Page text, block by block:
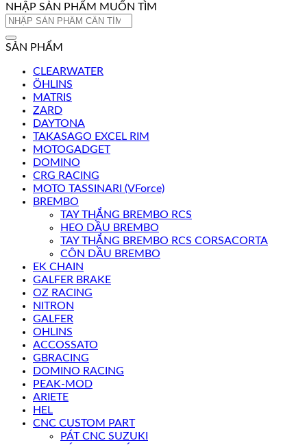
NHẬP SẢN PHẨM MUỐN TÌM
Tìm
SẢN PHẨM
CLEARWATER
ÖHLINS
MATRIS
ZARD
DAYTONA
TAKASAGO EXCEL RIM
MOTOGADGET
DOMINO
CRG RACING
MOTO TASSINARI (VForce)
BREMBO
TAY THẮNG BREMBO RCS
HEO DẦU BREMBO
TAY THẮNG BREMBO RCS CORSACORTA
CÔN DẦU BREMBO
EK CHAIN
GALFER BRAKE
OZ RACING
NITRON
GALFER
OHLINS
ACCOSSATO
GBRACING
DOMINO RACING
PEAK-MOD
ARIETE
HEL
CNC CUSTOM PART
PÁT CNC SUZUKI